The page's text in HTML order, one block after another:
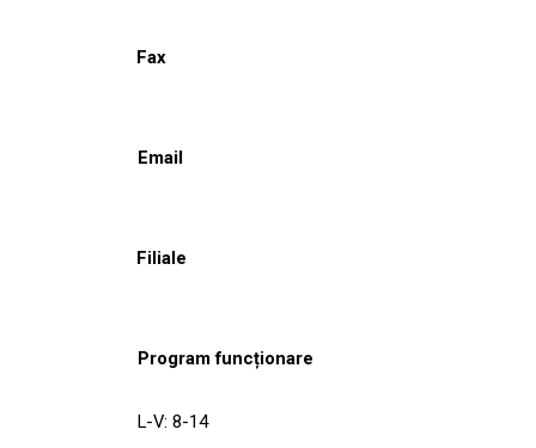
Fax
Email
Filiale
Program funcționare
L-V: 8-14